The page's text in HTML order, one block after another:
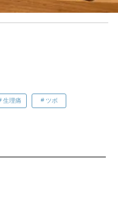
生理痛 ツボ